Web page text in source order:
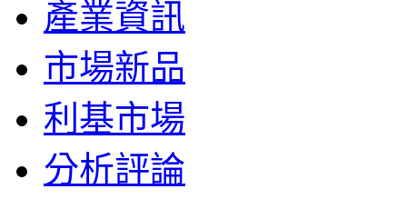
產業資訊
市場新品
利基市場
分析評論